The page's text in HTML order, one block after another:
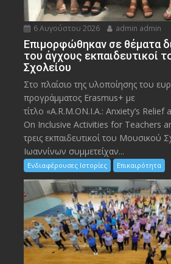
6 Αυγούστου 2026 admin admin
Eπιμορφώθηκαν σε θέματα
του άγχους εκπαιδευτικοί
Σχολείου
Στο πλαίσιο της υλοποίησης του
προγράμματος Erasmus+ με
τίτλο «A.R.M.ON.I.A.: Anxiety’s
On Inclusive Activities for Teachers
τρεις εκπαιδευτικοί του Μουσικού
Ιωαννίνων συμμετείχαν...
Ενδιαφέρουσες Ιστορίες Επικαιρότητα